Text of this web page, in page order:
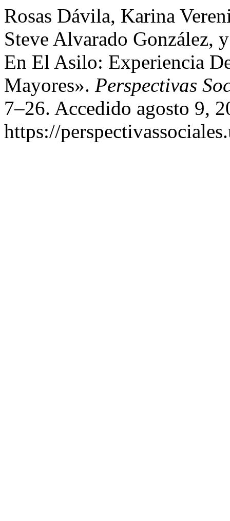
Rosas Dávila, Karina
Steve Alvarado González,
En El Asilo: Experiencia
Mayores». Perspectivas
7–26. Accedido agosto 9,
https://